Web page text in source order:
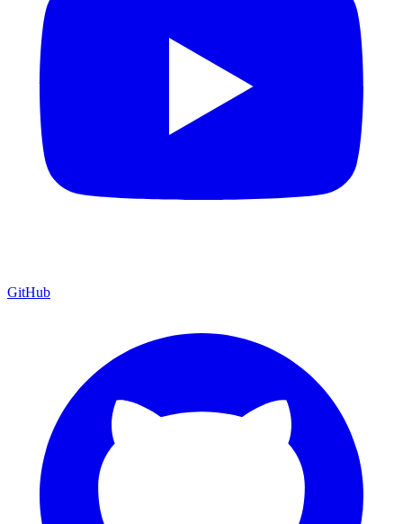
GitHub